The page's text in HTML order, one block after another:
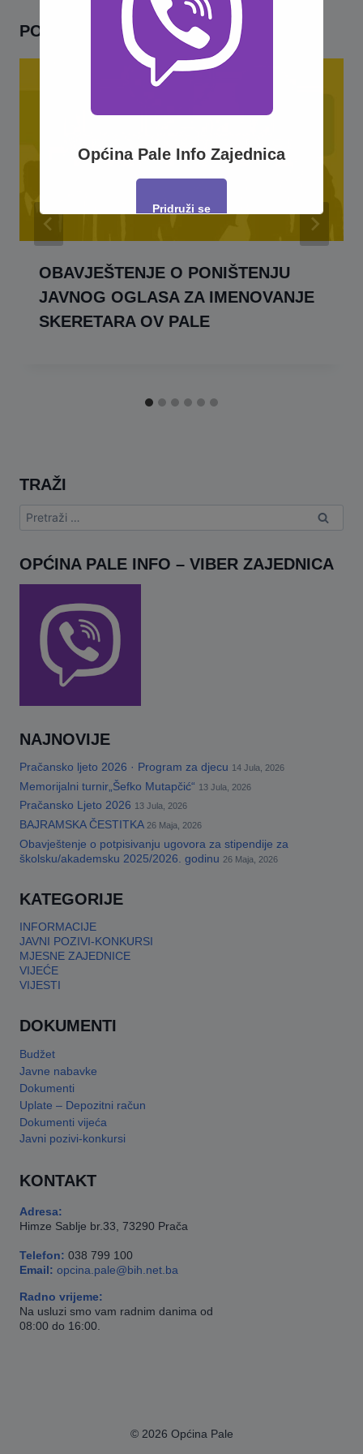
POVEZANO
OBAVJEŠTENJE O PONIŠTENJU
JAVNOG OGLASA ZA IMENOVANJE
SKERETARA OV PALE
TRAŽI
Pretraga:
OPĆINA PALE INFO – VIBER ZAJEDNICA
NAJNOVIJE
Pračansko ljeto 2026 · Program za djecu 14 Jula, 2026
Memorijalni turnir„Šefko Mutapčić“ 13 Jula, 2026
Pračansko Ljeto 2026 13 Jula, 2026
BAJRAMSKA ČESTITKA 26 Maja, 2026
Obavještenje o potpisivanju ugovora za stipendije za
školsku/akademsku 2025/2026. godinu 26 Maja, 2026
KATEGORIJE
INFORMACIJE
JAVNI POZIVI-KONKURSI
MJESNE ZAJEDNICE
VIJEĆE
VIJESTI
DOKUMENTI
Budžet
Javne nabavke
Dokumenti
Uplate – Depozitni račun
Dokumenti vijeća
Javni pozivi-konkursi
KONTAKT
Adresa:
Himze Sablje br.33, 73290 Prača
Telefon: 038 799 100
Email: opcina.pale@bih.net.ba
Radno vrijeme:
Na usluzi smo vam radnim danima od
08:00 do 16:00.
© 2026 Općina Pale
Općina Pale Info Zajednica
Pridruži se